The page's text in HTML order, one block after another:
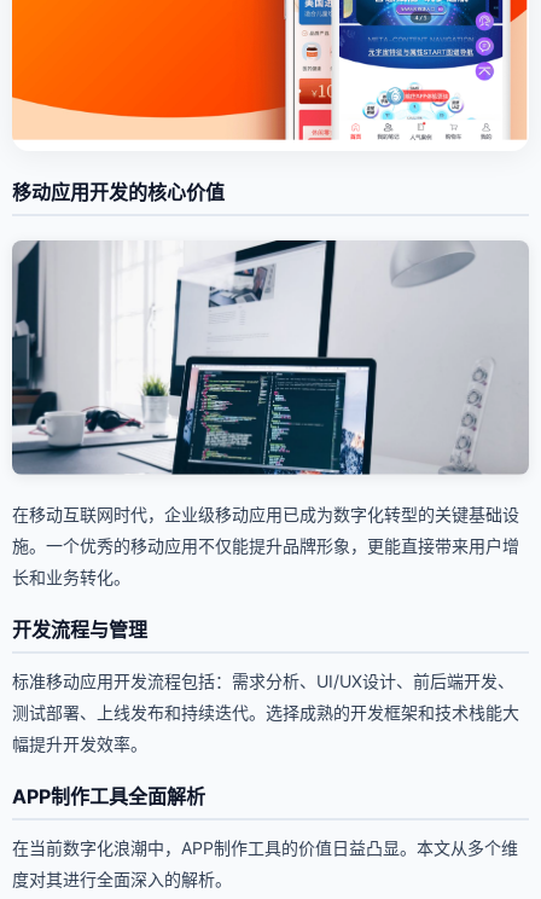
移动应用开发的核心价值
在移动互联网时代，企业级移动应用已成为数字化转型的关键基础设
施。一个优秀的移动应用不仅能提升品牌形象，更能直接带来用户增
长和业务转化。
开发流程与管理
标准移动应用开发流程包括：需求分析、UI/UX设计、前后端开发、
测试部署、上线发布和持续迭代。选择成熟的开发框架和技术栈能大
幅提升开发效率。
APP制作工具全面解析
在当前数字化浪潮中，APP制作工具的价值日益凸显。本文从多个维
度对其进行全面深入的解析。